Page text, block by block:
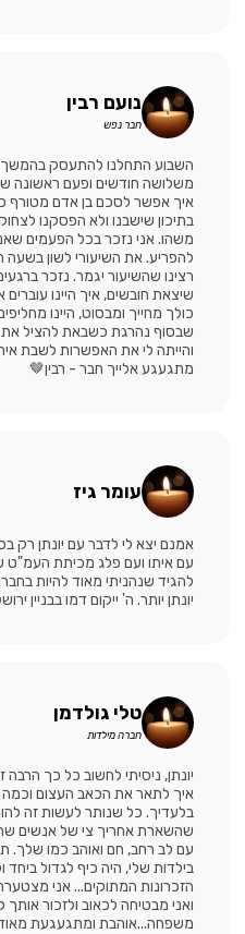
נועם רבין
חבר נפש
השבוע התחלנו להתעסק
משלושה חודשים ופעם ראשונה
איך אפשר לסכם בן אדם מטורף
בתיכון שישבנו ולא הפסקנו
משהו. אני נזכר בכל הפעמים
להפריע. את השיעורי לשון
רצינו שהשיעור יגמר. נזכר
שיצאת חובשים, איך היינו
שבסוף נהרגת כשבאת להציל את
והייתה לי את האפשרות לשבת
מתגעגע אלייך חבר - רבין🤎
עומר גיז
אמנם יצא לי לדבר עם יונתן רק
עם איתו ועם פלג מכיתת העמ"ט
להגיד שנהניתי מאוד להיות
יונתן יותר. ה' ייקום דמו בבניין ירושלים ננוחם
טלי גולדמן
חברה מילדות
יונתן, ניסיתי לחשוב כל כך
איך לתאר את הכאב העצום
בלעדיך. כל שנותר לעשות זה
שהשארת אחריך צי של אנשים
עם לב רחב, חם ואוהב כמו שלך.
בילדות שלי, היה כיף לגדול ביחד
הזכרונות המתוקים... אני
ואני מבטיחה לכאוב ולזכור
משפחה...אוהבת ומתגעגעת